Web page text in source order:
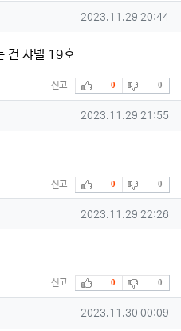
작성일
2023.11.29 20:44
건 샤넬 19호
신고 추천
0 비추천
0
작성일
2023.11.29 21:55
신고 추천
0 비추천
0
작성일
2023.11.29 22:26
신고 추천
0 비추천
0
작성일
2023.11.30 00:09